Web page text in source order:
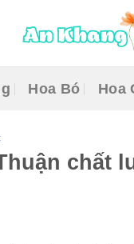
Hoa Bó Hoa
chất